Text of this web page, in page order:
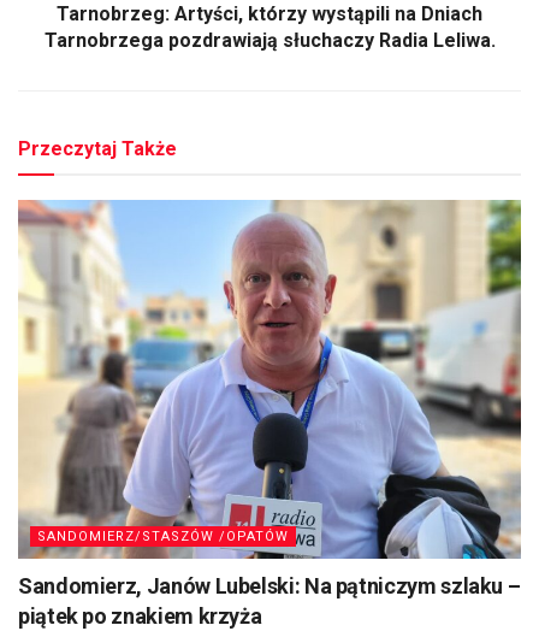
Tarnobrzeg: Artyści, którzy wystąpili na Dniach
Tarnobrzega pozdrawiają słuchaczy Radia Leliwa.
Przeczytaj Także
SANDOMIERZ/STASZÓW /OPATÓW
Sandomierz, Janów Lubelski: Na pątniczym szlaku –
piątek po znakiem krzyża